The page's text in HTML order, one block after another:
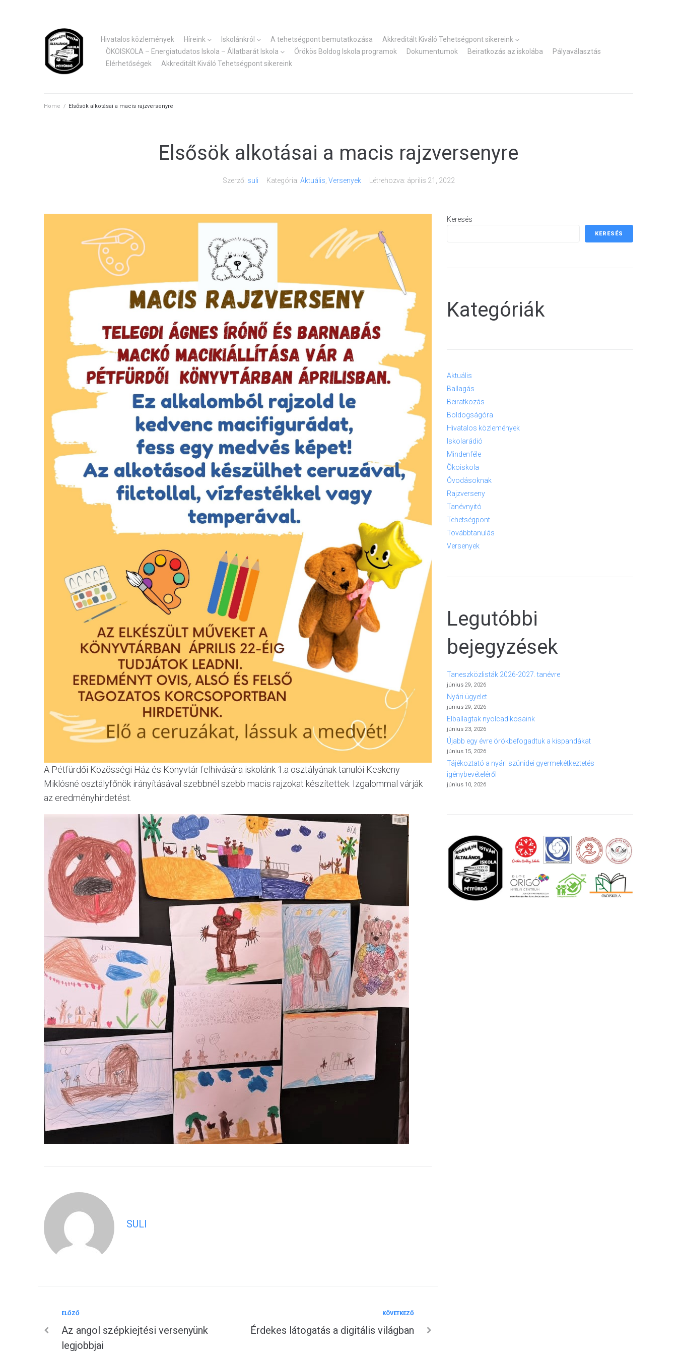
Hivatalos közlemények Híreink Iskolánkról A tehetségpont bemutatkozása
Akkreditált Kiváló Tehetségpont sikereink
ÖKOISKOLA – Energiatudatos Iskola – Állatbarát Iskola
Örökös Boldog Iskola programok Dokumentumok Beiratkozás az iskolába
Pályaválasztás
Elérhetőségek
Akkreditált Kiváló Tehetségpont sikereink
Home / Elsősök alkotásai a macis rajzversenyre
Elsősök alkotásai a macis rajzversenyre
Szerző: suli Kategória: Aktuális Versenyek Létrehozva: április 21, 2022
A Pétfürdői Közösségi Ház és Könyvtár felhívására iskolánk 1.a osztályának tanulói Keskeny
Miklósné osztályfőnök irányításával szebbnél szebb macis rajzokat készítettek. Izgalommal várják
az eredményhirdetést.
SULI
Bejegyzés
Előző
ELŐZŐ
Az angol szépkiejtési versenyünk
legjobbjai
KÖVETKEZŐ
Érdekes látogatás a digitális világban
Keresés
KERESÉS
Kategóriák
Aktuális
Ballagás
Beiratkozás
Boldogságóra
Hivatalos közlemények
Iskolarádió
Mindenféle
Ökoiskola
Óvodásoknak
Rajzverseny
Tanévnyitó
Tehetségpont
Továbbtanulás
Versenyek
Legutóbbi
bejegyzések
Taneszközlisták 2026-2027. tanévre
június 29, 2026
Nyári ügyelet
június 29, 2026
Elballagtak nyolcadikosaink
június 23, 2026
Újabb egy évre örökbefogadtuk a kispandákat
június 15, 2026
Tájékoztató a nyári szünidei gyermekétkeztetés
igénybevételéről
június 10, 2026